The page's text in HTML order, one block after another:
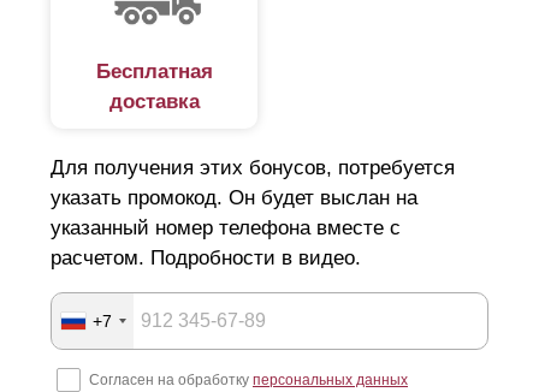
Бесплатная
доставка
Для получения этих бонусов, потребуется
указать промокод. Он будет выслан на
указанный номер телефона вместе с
расчетом. Подробности в видео.
+7
Согласен на обработку персональных данных